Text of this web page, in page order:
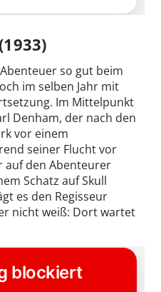
so gut beim
im selben Jahr mit
Im Mittelpunkt
Denham, der nach den
vor einem
seiner Flucht vor
auf den Abenteurer
Schatz auf Skull
es den Regisseur
nicht weiß: Dort wartet